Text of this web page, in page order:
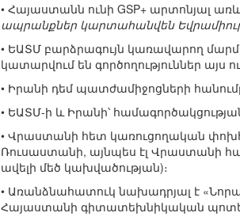
• Հայաստանն ունի GSP+ արտոնյալ
ապրանքներ կարտահանվեն
• ԵԱՏՄ բարձրագույն կառավարող
կատարվում են գործողություններ այս
• Իրանի դեմ պատժամիջոցների
• ԵԱՏՄ-ի և Իրանի՝
• Վրաստանի հետ կառուցողական
Ռուսաստանի, այնպես էլ Վրաստանի
ավելի մեծ կախվածության)։
• Առանձնահատուկ նախադրյալ է
Հայաստանի գիտատեխնիկական